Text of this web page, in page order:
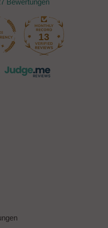
Bewertungen
13